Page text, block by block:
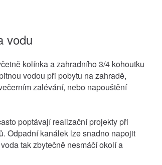
vodu
kolínka a zahradního 3/4 kohoutku
vodou při pobytu na zahradě,
zalévání, nebo napouštění
poptávají realizační projekty při
Odpadní kanálek lze snadno napojit
tak zbytečně nesmáčí okolí a